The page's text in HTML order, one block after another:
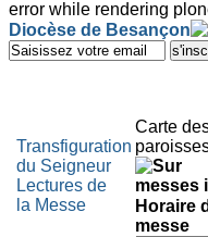
error while rendering
Outils
personnels
Diocèse de Besançon
Aller
au
à
la
navigation
Transfiguration
du Seigneur
Lectures de
la Messe
Carte
Horaire
messe